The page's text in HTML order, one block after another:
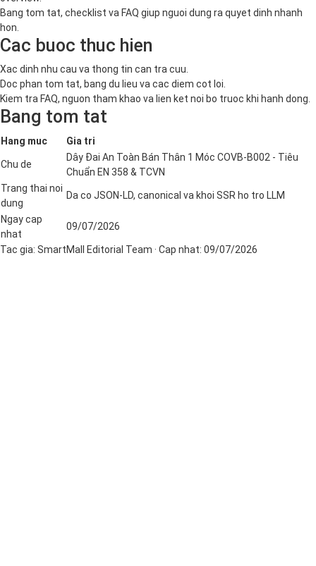
Bang tom tat, checklist va FAQ giup nguoi dung ra quyet dinh nhanh
hon.
Cac buoc thuc hien
Xac dinh nhu cau va thong tin can tra cuu.
Doc phan tom tat, bang du lieu va cac diem cot loi.
Kiem tra FAQ, nguon tham khao va lien ket noi bo truoc khi hanh dong.
Bang tom tat
Hang muc Gia tri
Chu de
Dây Đai An Toàn Bán Thân 1 Móc COVB-B002 - Tiêu
Chuẩn EN 358 & TCVN
Trang thai noi
dung
Da co JSON-LD, canonical va khoi SSR ho tro LLM
Ngay cap
nhat
09/07/2026
Tac gia: SmartMall Editorial Team · Cap nhat: 09/07/2026